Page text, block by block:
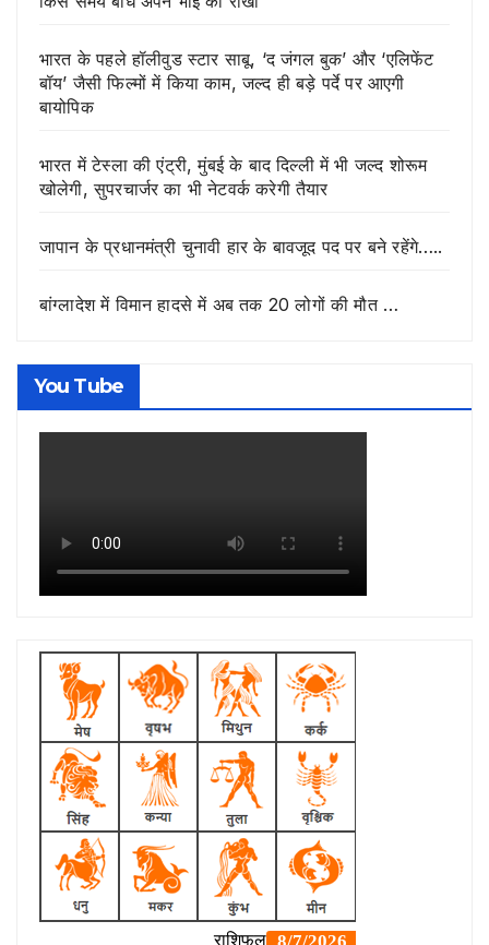
भारत के पहले हॉलीवुड स्टार साबू, ‘द जंगल बुक’ और ‘एलिफेंट
बॉय’ जैसी फिल्मों में किया काम, जल्द ही बड़े पर्दे पर आएगी
बायोपिक
भारत में टेस्ला की एंट्री, मुंबई के बाद दिल्ली में भी जल्द शोरूम
खोलेगी, सुपरचार्जर का भी नेटवर्क करेगी तैयार
जापान के प्रधानमंत्री चुनावी हार के बावजूद पद पर बने रहेंगे…..
बांग्लादेश में विमान हादसे में अब तक 20 लोगों की मौत …
You Tube